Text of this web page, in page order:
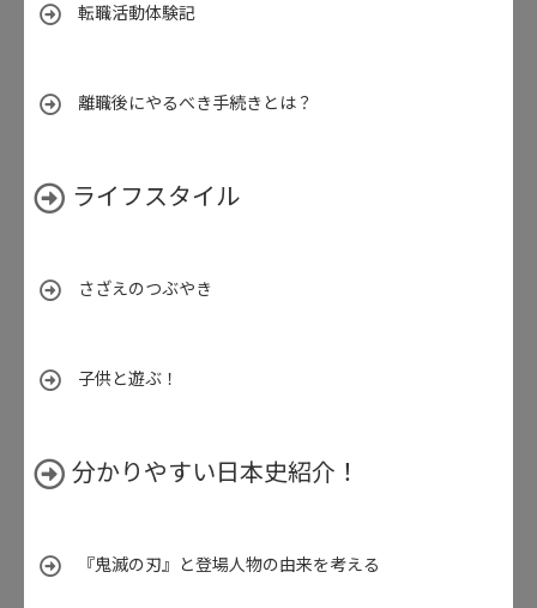
転職活動体験記
離職後にやるべき手続きとは？
ライフスタイル
さざえのつぶやき
子供と遊ぶ！
分かりやすい日本史紹介！
『鬼滅の刃』と登場人物の由来を考える